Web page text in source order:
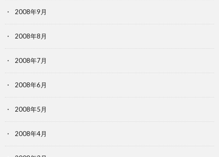
2008年9月
2008年8月
2008年7月
2008年6月
2008年5月
2008年4月